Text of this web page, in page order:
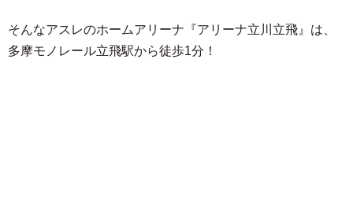
そんなアスレのホームアリーナ『アリーナ立川立飛』は、
多摩モノレール立飛駅から徒歩1分！